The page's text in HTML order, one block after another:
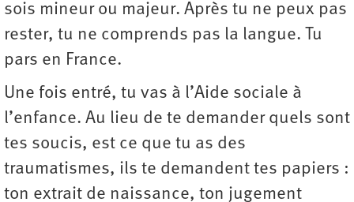
sois mineur ou majeur. Après tu ne peux pas
rester, tu ne comprends pas la langue. Tu
pars en France.
Une fois entré, tu vas à l’Aide sociale à
l’enfance. Au lieu de te demander quels sont
tes soucis, est ce que tu as des
traumatismes, ils te demandent tes papiers :
ton extrait de naissance, ton jugement